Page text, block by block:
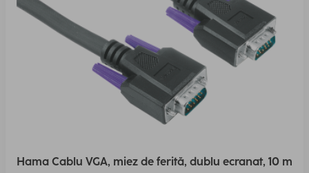
Hama Cablu VGA, miez de ferită, dublu ecranat, 10 m